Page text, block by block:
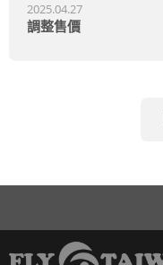
2025.04.27
調整售價